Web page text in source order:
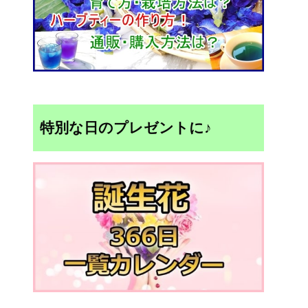
特別な日のプレゼントに♪